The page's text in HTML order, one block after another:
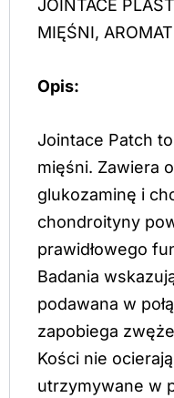
JOINTACE
MIĘŚNI,
Opis:
Jointace Patch
mięśni. Zawiera
glukozaminę i
chondroityny
prawidłowego
Badania
podawana w
zapobiega
Kości nie
utrzymywane w